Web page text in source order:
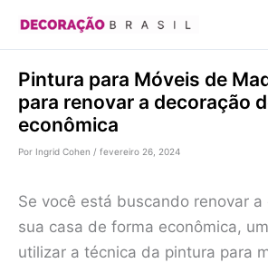
conteúdo
Pintura para Móveis de
para renovar a decoração
econômica
Por Ingrid Cohen / fevereiro 26, 2024
Se você está buscando renovar
sua casa de forma econômica,
utilizar a técnica da pintura para